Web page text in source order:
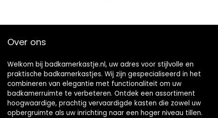
Over ons
Welkom bij badkamerkastje.nl, uw adres voor stijlvolle en
praktische badkamerkastjes. Wij zijn gespecialiseerd in het
combineren van elegantie met functionaliteit om uw
badkamerruimte te verbeteren. Ontdek een assortiment
hoogwaardige, prachtig vervaardigde kasten die zowel uw
opbergruimte als uw inrichting naar een hoger niveau tillen.